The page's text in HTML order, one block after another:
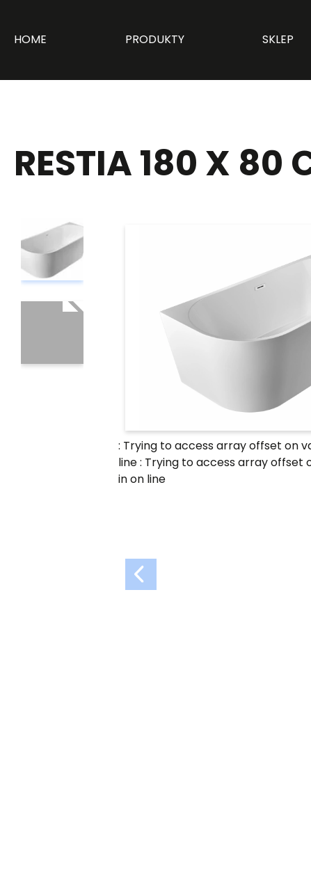
HOME PRODUKTY SKLEP
RESTIA 180 X 80
: Trying to access array offset on
line: Trying to access array offset
inon line